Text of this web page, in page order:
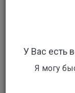
та, у
можно ли
пфр?
У Вас есть
Я могу